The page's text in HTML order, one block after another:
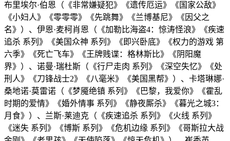
布里埃尔·伯恩（《非常嫌疑犯》《遗传厄运》《国家公敌》
《小妇人》《零零零》《先跳舞》《兰博基尼》《因父之
名》）、伊恩·麦柯肖恩（《加勒比海盗4：惊涛怪浪》《疾速
追杀 系列》《美国众神 系列》《即兴卧底》《权力的游戏 第
六季》《死亡飞车》《王牌贱谍：格林斯比》《阴阳魔
界》）、诺曼·瑞杜斯（《行尸走肉 系列》《深空失忆》《处
刑人》《刀锋战士2》《八毫米》《美国黑帮》）、卡塔琳娜·
桑地诺·莫雷诺（《梦魇绝镇 系列》《巴黎，我爱你》《霍乱
时期的爱情》《婚外情事 系列》《静夜厮杀》《暮光之城3：
月食》）、兰斯·莱迪克（《疾速追杀 系列》《火线 系列》
《迷失 系列》《博斯 系列》《危机边缘 系列》《哥斯拉大战